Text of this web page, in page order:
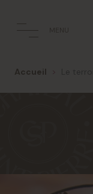
MENU
Accueil